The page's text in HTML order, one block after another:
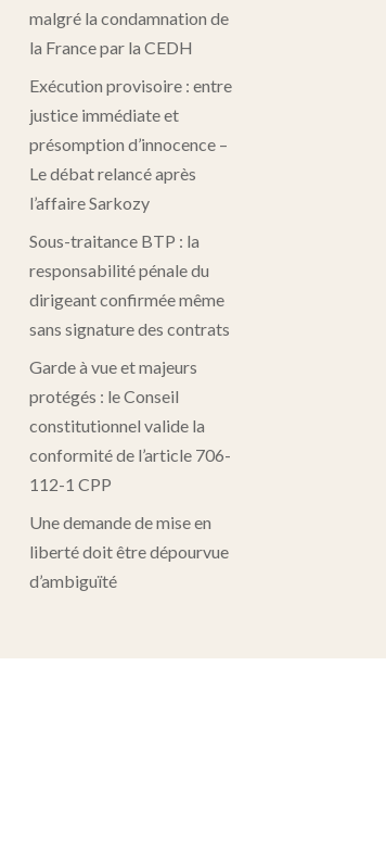
malgré la condamnation de
la France par la CEDH
Exécution provisoire : entre
justice immédiate et
présomption d’innocence –
Le débat relancé après
l’affaire Sarkozy
Sous-traitance BTP : la
responsabilité pénale du
dirigeant confirmée même
sans signature des contrats
Garde à vue et majeurs
protégés : le Conseil
constitutionnel valide la
conformité de l’article 706-
112-1 CPP
Une demande de mise en
liberté doit être dépourvue
d’ambiguïté